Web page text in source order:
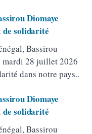
Diomaye
de solidarité
Bassirou
mardi 28 juillet 2026
dans notre pays..
Diomaye
de solidarité
Bassirou